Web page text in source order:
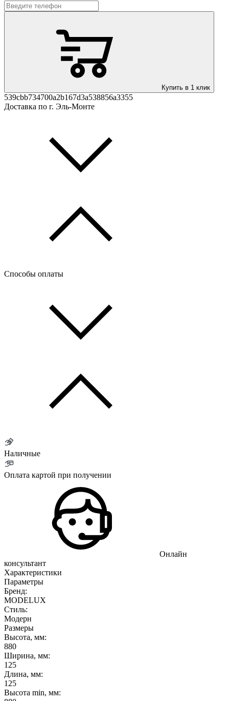
Купить в 1 клик
539cbb734700a2b167d3a538856a3355
Доставка по г. Эль-Монте
Способы оплаты
Наличные
Оплата картой при получении
Онлайн
консультант
Характеристики
Параметры
Бренд:
MODELUX
Стиль:
Модерн
Размеры
Высота, мм:
880
Ширина, мм:
125
Длина, мм:
125
Высота min, мм: